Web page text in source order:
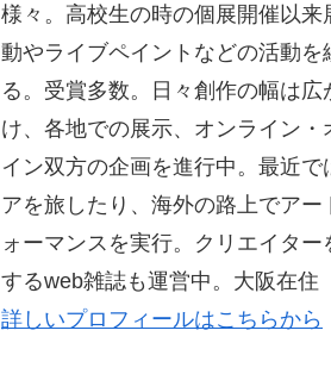
様々。高校生の時の個展開催以来
動やライブペイントなどの活動を
る。受賞多数。日々創作の幅は広
け、各地での展示、オンライン・
イン双方の企画を進行中。最近で
アを旅したり、海外の路上でアー
ォーマンスを実行。クリエイター
するweb雑誌も運営中。大阪在住
詳しいプロフィールはこちらから